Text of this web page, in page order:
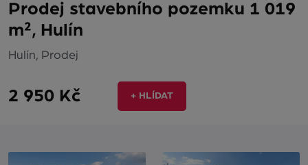
Prodej stavebního pozemku 1 019
m², Hulín
Hulín, Prodej
2 950 Kč + HLÍDAT